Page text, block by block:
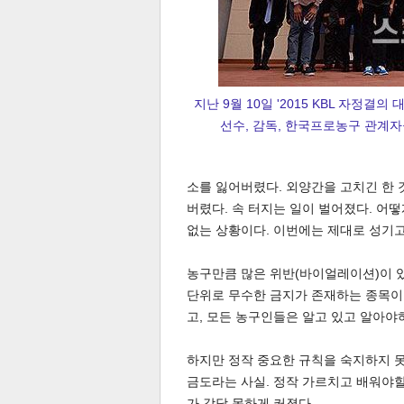
지난 9월 10일 '2015 KBL 자정결의
선수, 감독, 한국프로농구 관계
소를 잃어버렸다. 외양간을 고치긴 한
버렸다. 속 터지는 일이 벌어졌다. 어
없는 상황이다. 이번에는 제대로 성기
농구만큼 많은 위반(바이얼레이션)이
단위로 무수한 금지가 존재하는 종목
고, 모든 농구인들은 알고 있고 알아
하지만 정작 중요한 규칙을 숙지하지
금도라는 사실. 정작 가르치고 배워야